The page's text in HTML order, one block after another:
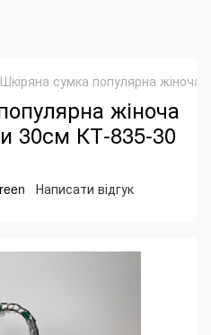
Шкіряна сумка популярна
жіноча
30см КТ-835-30
Написати відгук